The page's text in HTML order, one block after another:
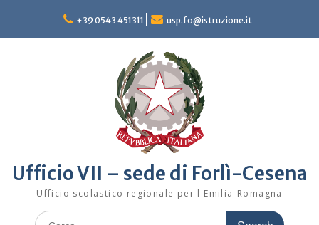
content
+39 0543 451311 usp.fo@istruzione.it
Ufficio VII – sede di Forlì-Cesena
Ufficio scolastico regionale per l'Emilia-Romagna
Search